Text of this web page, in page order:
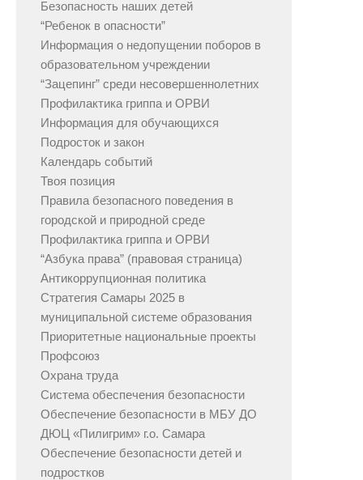
Безопасность наших детей
“Ребенок в опасности”
Информация о недопущении поборов в
образовательном учреждении
“Зацепинг” среди несовершеннолетних
Профилактика гриппа и ОРВИ
Информация для обучающихся
Подросток и закон
Календарь событий
Твоя позиция
Правила безопасного поведения в
городской и природной среде
Профилактика гриппа и ОРВИ
“Азбука права” (правовая страница)
Антикоррупционная политика
Стратегия Самары 2025 в
муниципальной системе образования
Приоритетные национальные проекты
Профсоюз
Охрана труда
Система обеспечения безопасности
Обеспечение безопасности в МБУ ДО
ДЮЦ «Пилигрим» г.о. Самара
Обеспечение безопасности детей и
подростков